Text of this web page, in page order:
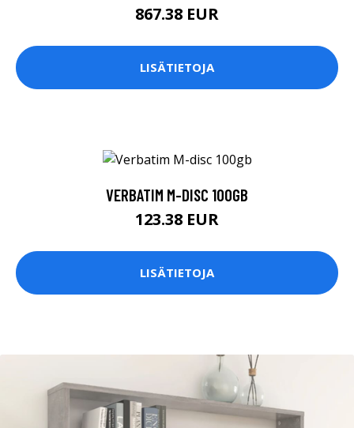
867.38 EUR
LISÄTIETOJA
VERBATIM M-DISC 100GB
123.38 EUR
LISÄTIETOJA